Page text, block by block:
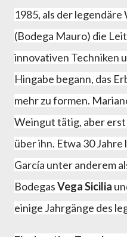
1985, als der
(Bodega Mauro) die
innovativen Techniken
Hingabe begann, das
mehr zu formen.
Weingut tätig, aber
über ihn. Etwa 30
García unter anderem
BodegasVega Sicilia
einige Jahrgänge des